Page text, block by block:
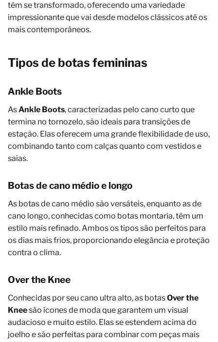
têm se transformado, oferecendo uma variedade
impressionante que vai desde modelos clássicos até os
mais contemporâneos.
Tipos de botas femininas
Ankle Boots
AsAnkle Boots, caracterizadas pelo cano curto que
termina no tornozelo, são ideais para transições de
estação. Elas oferecem uma grande flexibilidade de uso,
combinando tanto com calças quanto com vestidos e
saias.
Botas de cano médio e longo
As botas de cano médio são versáteis, enquanto as de
cano longo, conhecidas como botas montaria, têm um
estilo mais refinado. Ambos os tipos são perfeitos para
os dias mais frios, proporcionando elegância e proteção
contra o clima.
Over the Knee
Conhecidas por seu cano ultra alto, as botasOver the
Kneesão ícones de moda que garantem um visual
audacioso e muito estilo. Elas se estendem acima do
joelho e são perfeitas para combinar com peças mais